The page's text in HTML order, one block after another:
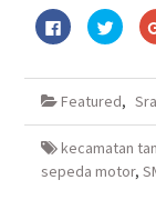
Klik
untuk
membagikan
jendela
baru)
Klik
untuk
baru)
Featured,
kecamatan
sepeda motor,